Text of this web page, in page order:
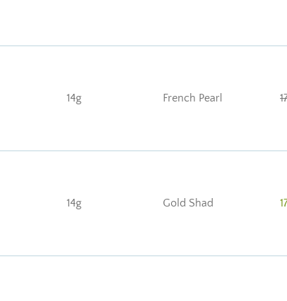
14g French Pearl
14g Gold Shad